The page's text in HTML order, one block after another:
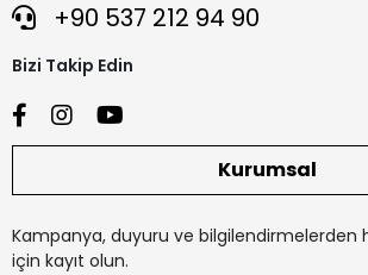
+90 537 212 94 90
Bizi Takip Edin
Kurumsal
Kampanya, duyuru ve bilgilendirmelerden
için kayıt olun.